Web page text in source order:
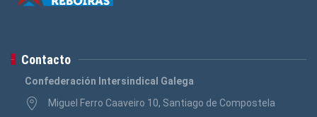
Contacto
Confederación Intersindical Galega
Miguel Ferro Caaveiro 10, Santiago de Compostela